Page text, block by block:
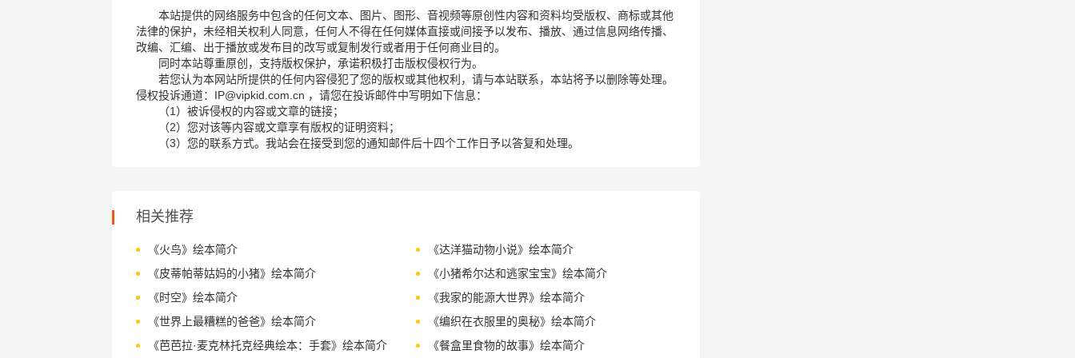
本站提供的网络服务中包含的任何文本、图片、图形、音视频等原创性内容和资料均受版权、商标或其他
法律的保护，未经相关权利人同意，任何人不得在任何媒体直接或间接予以发布、播放、通过信息网络传播、
改编、汇编、出于播放或发布目的改写或复制发行或者用于任何商业目的。
同时本站尊重原创，支持版权保护，承诺积极打击版权侵权行为。
若您认为本网站所提供的任何内容侵犯了您的版权或其他权利，请与本站联系，本站将予以删除等处理。
侵权投诉通道：IP@vipkid.com.cn ，请您在投诉邮件中写明如下信息：
（1）被诉侵权的内容或文章的链接；
（2）您对该等内容或文章享有版权的证明资料；
（3）您的联系方式。我站会在接受到您的通知邮件后十四个工作日予以答复和处理。
相关推荐
《火鸟》绘本简介
《达洋猫动物小说》绘本简介
《皮蒂帕蒂姑妈的小猪》绘本简介
《小猪希尔达和逃家宝宝》绘本简介
《时空》绘本简介
《我家的能源大世界》绘本简介
《世界上最糟糕的爸爸》绘本简介
《编织在衣服里的奥秘》绘本简介
《芭芭拉·麦克林托克经典绘本：手套》绘本简介
《餐盒里食物的故事》绘本简介